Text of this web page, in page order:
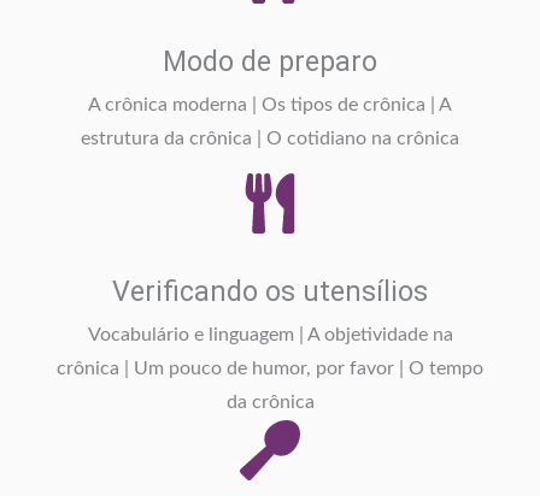
Modo de preparo
A crônica moderna | Os tipos de crônica | A
estrutura da crônica | O cotidiano na crônica
Verificando os utensílios
Vocabulário e linguagem | A objetividade na
crônica | Um pouco de humor, por favor | O tempo
da crônica